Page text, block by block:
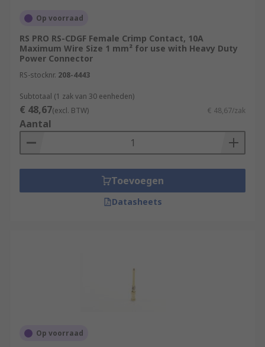
Op voorraad
RS PRO RS-CDGF Female Crimp Contact, 10A
Maximum Wire Size 1 mm² for use with Heavy Duty
Power Connector
RS-stocknr. 208-4443
Subtotaal (1 zak van 30 eenheden)
€ 48,67(excl. BTW) € 48,67/zak
Aantal
Toevoegen
Datasheets
Op voorraad